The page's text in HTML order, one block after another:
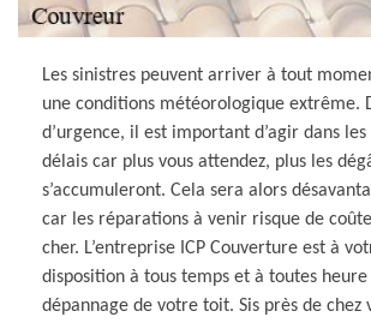
Les sinistres peuvent arriver à tout
une conditions météorologique extrême.
d’urgence, il est important d’agir dans
délais car plus vous attendez, plus les
s’accumuleront. Cela sera alors
car les réparations à venir risque de
cher. L’entreprise ICP Couverture est à
disposition à tous temps et à toutes
dépannage de votre toit. Sis près de chez